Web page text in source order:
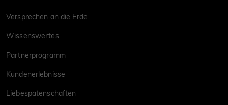
Versprechen an die Erde
Wissenswertes
Partnerprogramm
Kundenerlebnisse
Liebespatenschaften